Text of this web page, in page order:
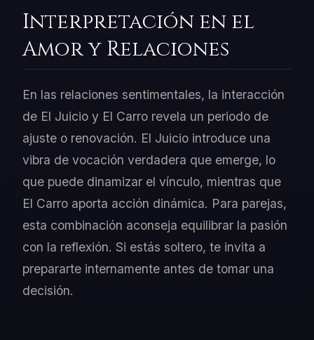
Interpretación en el
Amor y Relaciones
En las relaciones sentimentales, la interacción
de El Juicio y El Carro revela un periodo de
ajuste o renovación. El Juicio introduce una
vibra de vocación verdadera que emerge, lo
que puede dinamizar el vínculo, mientras que
El Carro aporta acción dinámica. Para parejas,
esta combinación aconseja equilibrar la pasión
con la reflexión. Si estás soltero, te invita a
prepararte internamente antes de tomar una
decisión.